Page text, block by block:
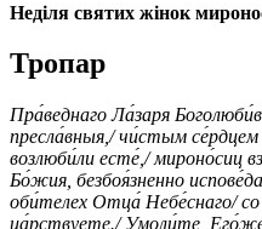
Неділя святих жінок
Тропар
Пра́веднаго Ла́заря
пресла́вныя,/ чи́стым
возлюби́ли есте́,/ мироно́сиц
Бо́жия, безбоя́зненно
оби́телех Отца́ Небе́снаго/
ца́рствуете./ Умоли́те,